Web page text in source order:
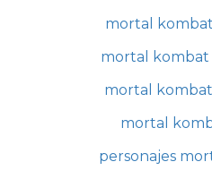
mortal kombat
mortal kombat
mortal
mortal
personajes